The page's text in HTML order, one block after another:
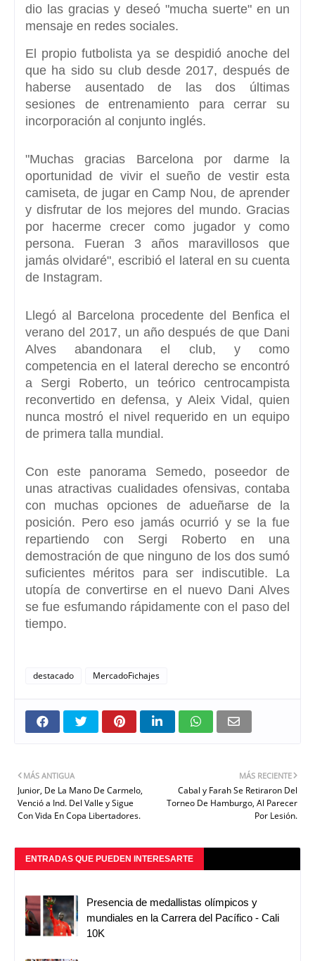
dio las gracias y deseó "mucha suerte"en un
mensaje en redes sociales.
El propio futbolista ya se despidió anoche del
que ha sido su club desde2017, después de
haberse ausentado de las dos últimas
sesiones de entrenamiento para cerrar su
incorporación al conjunto inglés.
"Muchas gracias Barcelona por darme la
oportunidad de vivir el sueño de vestir esta
camiseta, de jugar en Camp Nou, de aprender
y disfrutar de los mejores del mundo. Gracias
por hacerme crecer como jugador y como
persona. Fueran 3 años maravillosos que
jamás olvidaré",escribió el lateral en su cuenta
de Instagram.
Llegó al Barcelona procedente del Benficael
verano del 2017, un año después de que Dani
Alves abandonara el club, y como
competencia en el lateral derecho se encontró
a Sergi Roberto, un teórico centrocampista
reconvertido en defensa, y Aleix Vidal, quien
nunca mostró el nivel requerido en un equipo
de primera talla mundial.
Con este panorama Semedo, poseedor de
unas atractivas cualidades ofensivas, contaba
con muchas opciones de adueñarse de la
posición. Pero eso jamás ocurrió y se la fue
repartiendo con Sergi Roberto en una
demostración de que ninguno de los dos sumó
suficientes méritos para ser indiscutible. La
utopía de convertirse en el nuevo Dani Alves
se fue esfumando rápidamente con el paso del
tiempo.
destacado MercadoFichajes
MÁS RECIENTE
Cabal y Farah Se Retiraron Del
Torneo De Hamburgo, Al Parecer
Por Lesión.
MÁS ANTIGUA
Junior, De La Mano De Carmelo,
Venció a Ind. Del Valle y Sigue
Con Vida En Copa Libertadores.
ENTRADAS QUE PUEDEN INTERESARTE
Presencia de medallistas olímpicos y
mundiales en la Carrera del Pacífico - Cali
10K